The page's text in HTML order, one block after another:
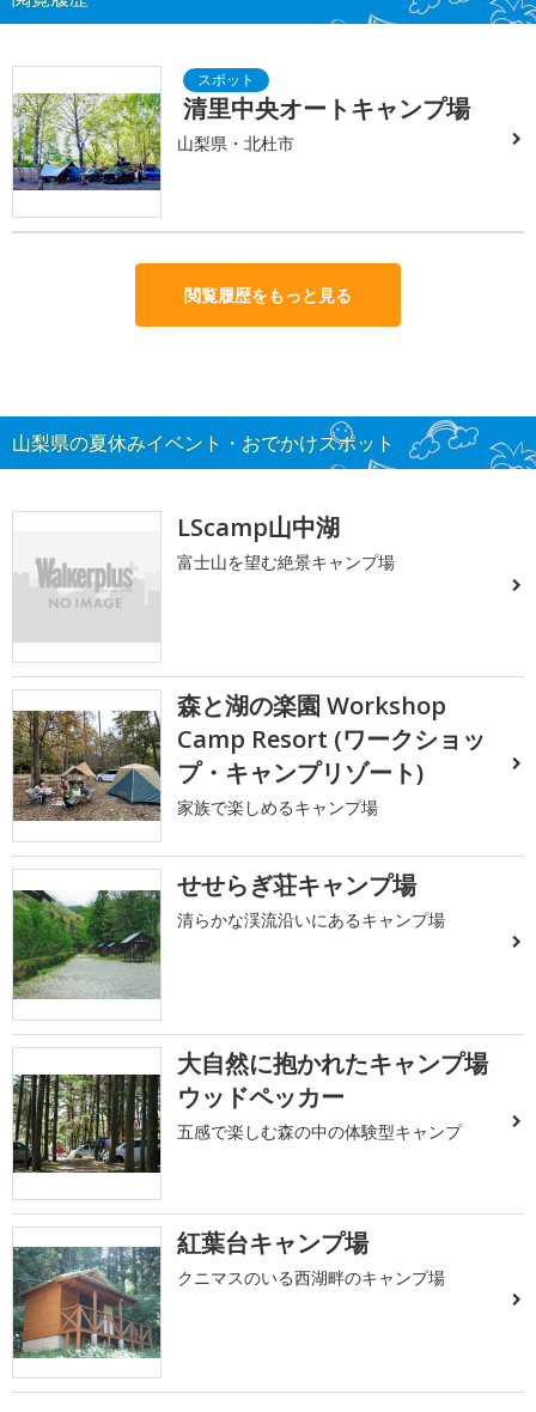
清里中央オートキャンプ場
山梨県・北杜市
閲覧履歴をもっと見る
山梨県の夏休みイベント・おでかけスポット
LScamp山中湖
富士山を望む絶景キャンプ場
森と湖の楽園 Workshop
Camp Resort (ワークショッ
プ・キャンプリゾート)
家族で楽しめるキャンプ場
せせらぎ荘キャンプ場
清らかな渓流沿いにあるキャンプ場
大自然に抱かれたキャンプ場
ウッドペッカー
五感で楽しむ森の中の体験型キャンプ
紅葉台キャンプ場
クニマスのいる西湖畔のキャンプ場